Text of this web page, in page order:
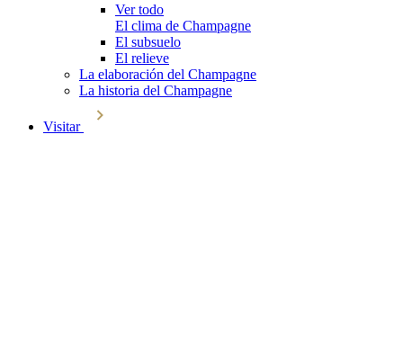
Ver todo
El clima de Champagne
El subsuelo
El relieve
La elaboración del Champagne
La historia del Champagne
Visitar